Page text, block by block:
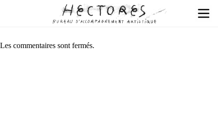
Les commentaires sont fermés.